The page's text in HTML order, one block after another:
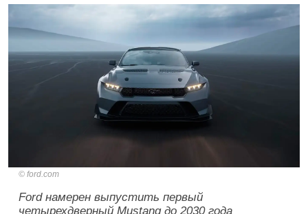
ford.com
Ford намерен выпустить первый
четырехдверный Mustang до 2030 года